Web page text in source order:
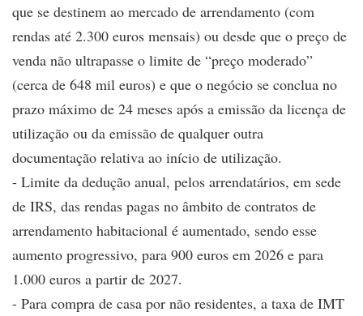
que se destinem ao mercado de arrendamento (com
rendas até 2.300 euros mensais) ou desde que o preço de
venda não ultrapasse o limite de “preço moderado”
(cerca de 648 mil euros) e que o negócio se conclua no
prazo máximo de 24 meses após a emissão da licença de
utilização ou da emissão de qualquer outra
documentação relativa ao início de utilização.
- Limite da dedução anual, pelos arrendatários, em sede
de IRS, das rendas pagas no âmbito de contratos de
arrendamento habitacional é aumentado, sendo esse
aumento progressivo, para 900 euros em 2026 e para
1.000 euros a partir de 2027.
- Para compra de casa por não residentes, a taxa de IMT